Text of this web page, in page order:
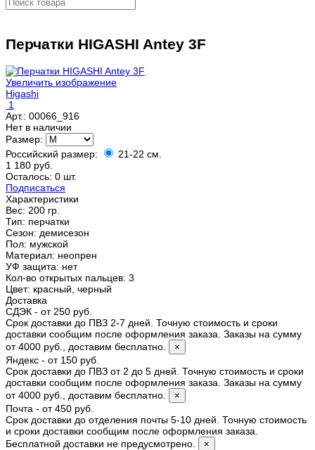
Перчатки HIGASHI Antey 3F
Увеличить изображение
Higashi
1
Арт.: 00066_916
Нет в наличии
Размер:
Российский размер:
21-22 см.
1 180 руб.
Осталось: 0 шт.
Подписаться
Характеристики
Вес: 200 гр.
Тип: перчатки
Сезон: демисезон
Пол: мужской
Материал: неопрен
УФ защита: нет
Кол-во открытых пальцев: 3
Цвет: красный, черный
Доставка
СДЭК - от 250 руб.
Срок доставки до ПВЗ 2-7 дней. Точную стоимость и сроки
доставки сообщим после оформления заказа. Заказы на сумму
от 4000 руб., доставим бесплатно.
×
Яндекс - от 150 руб.
Срок доставки до ПВЗ от 2 до 5 дней. Точную стоимость и сроки
доставки сообщим после оформления заказа. Заказы на сумму
от 4000 руб., доставим бесплатно.
×
Почта - от 450 руб.
Срок доставки до отделения почты 5-10 дней. Точную стоимость
и сроки доставки сообщим после оформления заказа.
Бесплатной доставки не предусмотрено.
×